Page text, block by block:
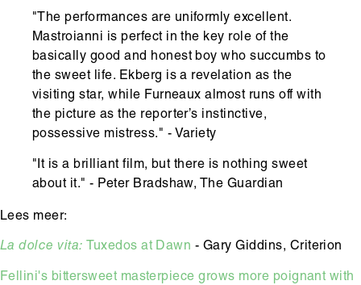
"The performances are uniformly excellent.
Mastroianni is perfect in the key role of the
basically good and honest boy who succumbs to
the sweet life. Ekberg is a revelation as the
visiting star, while Furneaux almost runs off with
the picture as the reporter’s instinctive,
possessive mistress." - Variety
"It is a brilliant film, but there is nothing sweet
about it." - Peter Bradshaw, The Guardian
Lees meer:
La dolce vita: Tuxedos at Dawn - Gary Giddins, Criterion
Fellini's bittersweet masterpiece grows more poignant with